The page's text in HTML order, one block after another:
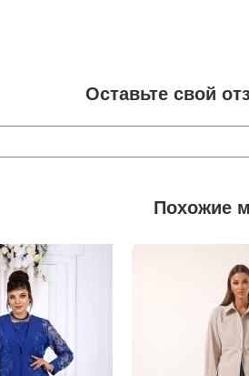
Оставьте свой
Похожие